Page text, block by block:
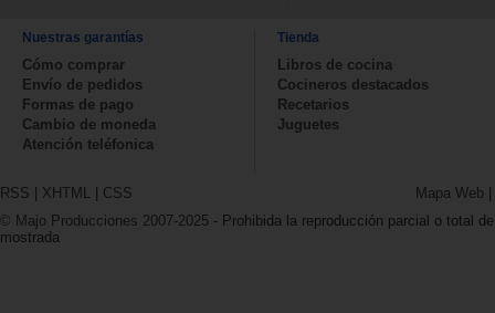
Nuestras garantías
Cómo comprar
Envío de pedidos
Formas de pago
Cambio de moneda
Atención teléfonica
Tienda
Libros de cocina
Cocineros destacados
Recetarios
Juguetes
RSS | XHTML | CSS Mapa Web |
© Majo Producciones 2007-2025 - Prohibida la reproducción parcial o total
mostrada